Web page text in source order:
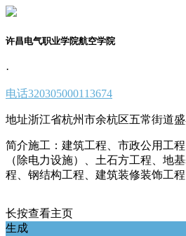
许昌电气职业学院航空学院
·
电话320305000113674
地址浙江省杭州市余杭区五常街道
简介施工：建筑工程、市政公用工
（除电力设施）、土石方工程、地
程、钢结构工程、建筑装修装饰工
长按查看主页
生成